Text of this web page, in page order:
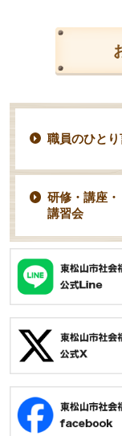
職員のひとり
研修・講座・
講習会